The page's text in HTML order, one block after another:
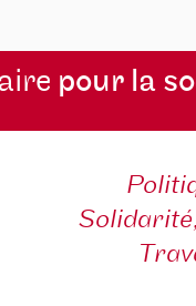
pour la